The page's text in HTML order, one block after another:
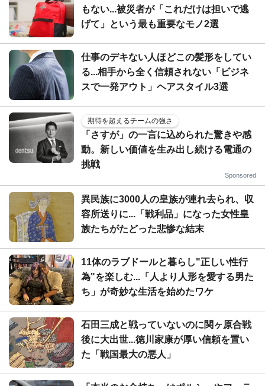
もない...被災者が「これだけは担いで逃
げて」という最も重要なモノ2選
仕事のデキない人ほどこの髪形をしてい
る...相手から全く信頼されない「ビジネ
スで一発アウト」ヘアスタイル3選
期待を超えるチームの強さ
「さすが」の一言に込められた驚きや感
動。新しい価値を生み出し続ける電通の
挑戦
Sponsored
異民族に3000人の皇族が連れ去られ、収
容所送りに...「戦利品」になった女性皇
族たちがたどった悲惨な結末
11体のラブドールと暮らし"正しい性行
為"を楽しむ...「人より人形を愛する男た
ち」が奇妙な生活を始めたワケ
石田三成と戦っていないのに関ヶ原合戦
後に大出世...徳川家康が厚い信頼を置い
た「戦国最大の悪人」